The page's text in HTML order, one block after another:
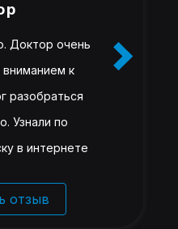
Доктор очень
к
разобраться
Узнали по
в интернете
отзыв